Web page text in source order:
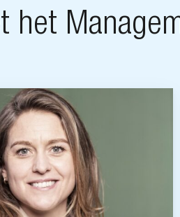
het